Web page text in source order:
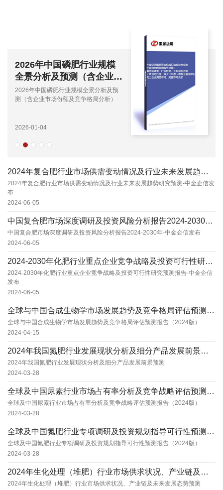
2026年中国磷肥行业规模
全景分析及预测（含企业市
场份额及竞争格局分析）
2026年中国磷肥行业规模全景分析及预
测（含企业市场份额及竞争格局分析）
2026-01-04
2024年复合肥行业市场供需变动情况及行业未来发展趋势研究预测-中金企信发布
2024年复合肥行业市场供需变动情况及行业未来发展趋势研究预测-中金企信发
布
2024-06-05
中国复合肥市场深度调研及投资风险分析报告2024-2030年-中金企信发布
中国复合肥市场深度调研及投资风险分析报告2024-2030年-中金企信发布
2024-06-05
2024-2030年化肥行业重点企业竞争战略及投资可行性研究预测报告-中金企信发布
2024-2030年化肥行业重点企业竞争战略及投资可行性研究预测报告-中金企信
发布
2024-06-05
全球与中国合成生物学市场发展趋势及竞争格局评估预测报告（2024版）
全球与中国合成生物学市场发展趋势及竞争格局评估预测报告（2024版）
2024-04-15
2024年我国氮肥行业发展现状分析及细分产品发展前景预测
2024年我国氮肥行业发展现状分析及细分产品发展前景预测
2024-03-28
全球及中国尿素行业市场占有率分析及竞争战略评估预测报告（2024版）
全球及中国尿素行业市场占有率分析及竞争战略评估预测报告（2024版）
2024-03-28
全球及中国氮肥行业专项调研及投资规划指导可行性预测报告（2024版）
全球及中国氮肥行业专项调研及投资规划指导可行性预测报告（2024版）
2024-03-28
2024年生化处理（堆肥）行业市场供求状况、产业链及未来发展态势预测
2024年生化处理（堆肥）行业市场供求状况、产业链及未来发展态势预测